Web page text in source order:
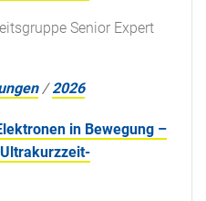
Senior Expert
/2026
in Bewegung –